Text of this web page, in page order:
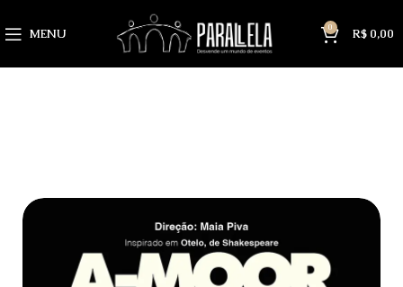
MENU 0 R$ 0,00